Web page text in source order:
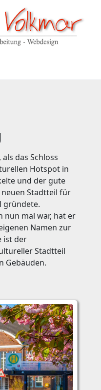
das Schloss
Hotspot in
und der gute
Stadtteil für
gründete.
nun mal war, hat er
Namen zur
ist der
Stadtteil
Gebäuden.